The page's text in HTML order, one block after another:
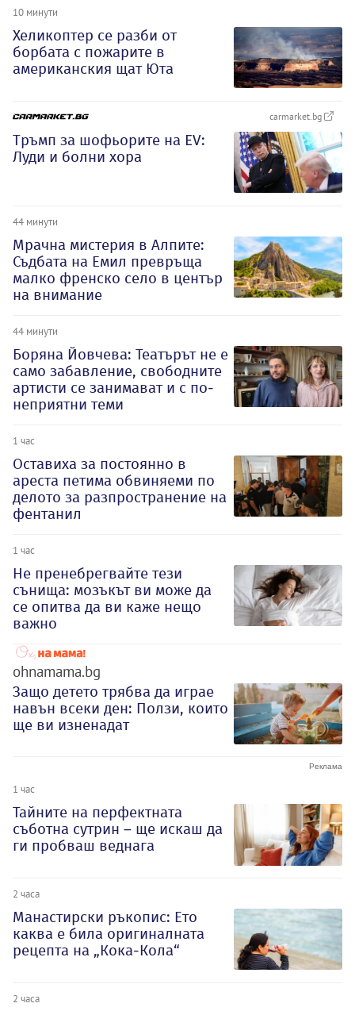
10 минути
Хеликоптер се разби от
борбата с пожарите в
американския щат Юта
carmarket.bg
Тръмп за шофьорите на EV:
Луди и болни хора
44 минути
Мрачна мистерия в Алпите:
Съдбата на Емил превръща
малко френско село в център
на внимание
44 минути
Боряна Йовчева: Театърът не е
само забавление, свободните
артисти се занимават и с по-
неприятни теми
1 час
Оставиха за постоянно в
ареста петима обвиняеми по
делото за разпространение на
фентанил
1 час
Не пренебрегвайте тези
сънища: мозъкът ви може да
се опитва да ви каже нещо
важно
ohnamama.bg
Защо детето трябва да играе
навън всеки ден: Ползи, които
ще ви изненадат
1 час
Тайните на перфектната
съботна сутрин – ще искаш да
ги пробваш веднага
2 часа
Манастирски ръкопис: Ето
каква е била оригиналната
рецепта на „Кока-Кола“
2 часа